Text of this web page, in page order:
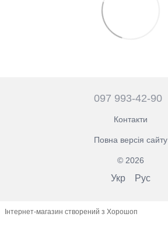
097 993-42-90
Контакти
Повна версія сайту
© 2026
Укр Рус
Інтернет-магазин створений з Хорошоп